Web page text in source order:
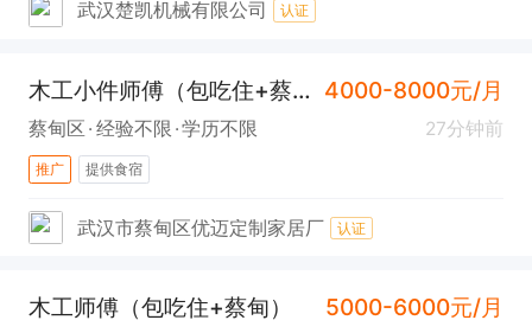
武汉楚凯机械有限公司 认证
木工小件师傅（包吃住+蔡甸） 4000-8000元/月
蔡甸区 经验不限 学历不限 27分钟前
推广 提供食宿
武汉市蔡甸区优迈定制家居厂 认证
木工师傅（包吃住+蔡甸） 5000-6000元/月